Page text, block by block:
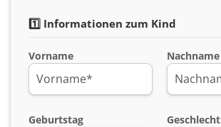
1️⃣ Informationen zum Kind
Vorname Nachname
Geburtstag Geschlecht